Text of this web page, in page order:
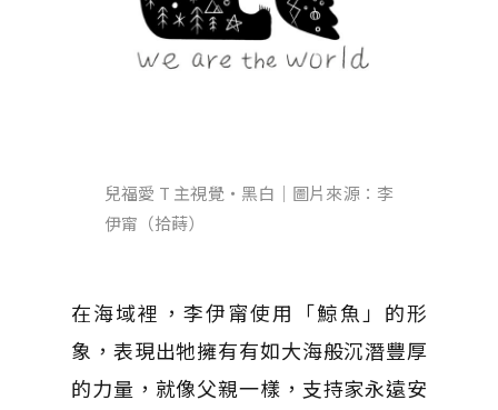
兒福愛 T 主視覺・黑白｜圖片來源：李
伊甯（拾蒔）
在海域裡，李伊甯使用「鯨魚」的形
象，表現出牠擁有有如大海般沉潛豐厚
的力量，就像父親一樣，支持家永遠安